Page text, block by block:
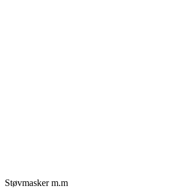
Støvmasker m.m